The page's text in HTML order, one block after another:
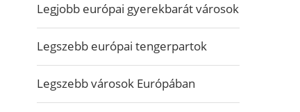
Legjobb európai gyerekbarát városok
Legszebb európai tengerpartok
Legszebb városok Európában